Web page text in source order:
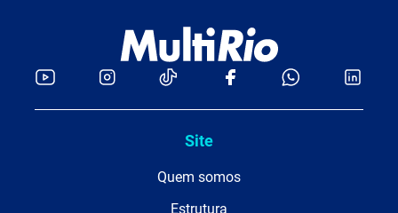
Site
Quem somos
Estrutura